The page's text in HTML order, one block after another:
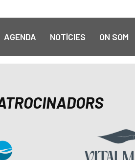
AGENDA NOTÍCIES ON SOM